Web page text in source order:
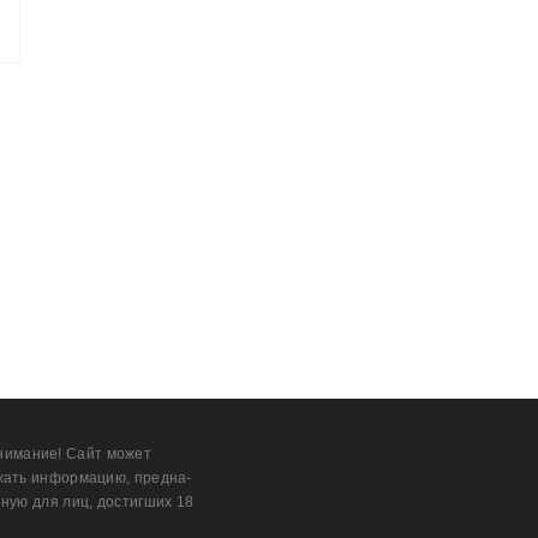
Сайт может
информацию, предна­
для лиц, дости­гших 18